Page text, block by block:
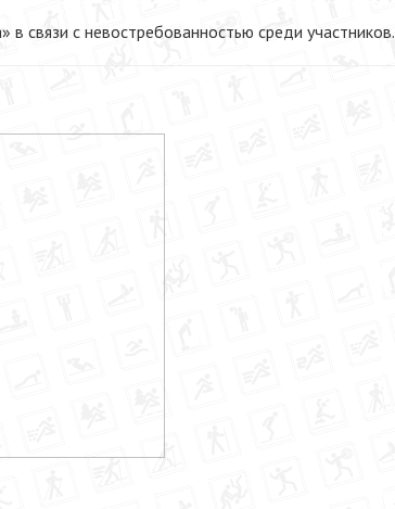
связи с невостребованностью среди участников.